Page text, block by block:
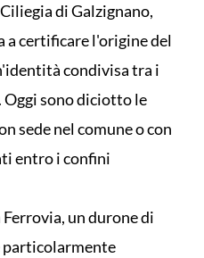
di Galzignano,
a certificare l'origine del
condivisa tra i
sono diciotto le
sede nel comune o con
entro i confini
un durone di
particolarmente